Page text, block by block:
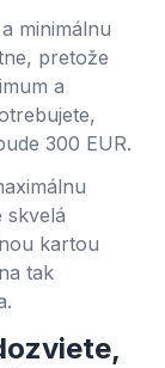
minimálnu
pretože
a
300 EUR.
skvelá
kartou
tak